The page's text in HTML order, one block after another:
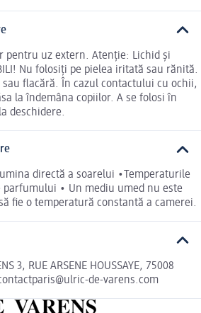
pentru uz extern. Atenție: Lichid și
Nu folosiți pe pielea iritată sau rănită.
flacără. În cazul contactului cu ochii,
la îndemâna copiilor. A se folosi în
deschidere.
directă a soarelui •Temperaturile
• Un mediu umed nu este
fie o temperatură constantă a camerei.
3, RUE ARSENE HOUSSAYE, 75008
contactparis@ulric-de-varens.com